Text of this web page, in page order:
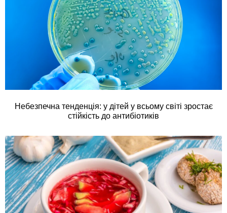
Небезпечна тенденція: у дітей у всьому світі зростає
стійкість до антибіотиків